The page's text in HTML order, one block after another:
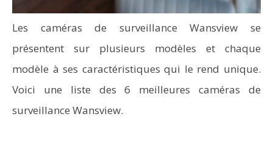
Les caméras de surveillance Wansview se
présentent sur plusieurs modèles et chaque
modèle à ses caractéristiques qui le rend unique.
Voici une liste des 6 meilleures caméras de
surveillance Wansview.